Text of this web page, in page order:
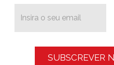
SUBSCREVER